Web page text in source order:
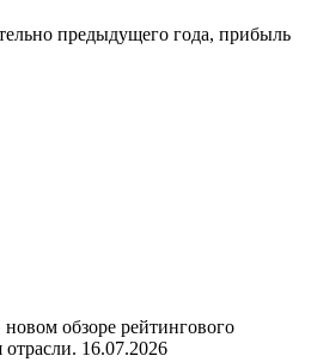
предыдущего года, прибыль
обзоре рейтингового
16.07.2026